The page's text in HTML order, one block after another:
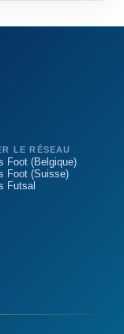
LE RÉSEAU
Foot (Belgique)
Foot (Suisse)
Futsal